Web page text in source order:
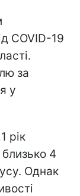
COVID-19
за
у
рік
4
Однак